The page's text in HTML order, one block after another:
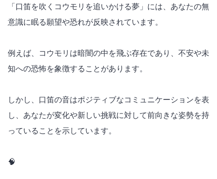
「口笛を吹くコウモリを追いかける夢」には、あなたの無
意識に眠る願望や恐れが反映されています。
例えば、コウモリは暗闇の中を飛ぶ存在であり、不安や未
知への恐怖を象徴することがあります。
しかし、口笛の音はポジティブなコミュニケーションを表
し、あなたが変化や新しい挑戦に対して前向きな姿勢を持
っていることを示しています。
🧠